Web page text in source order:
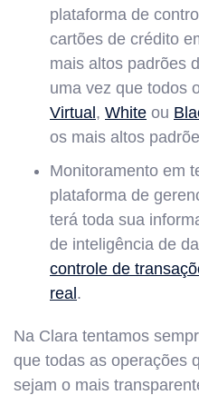
plataforma de
cartões de crédito
mais altos padrões
uma vez que todos
Virtual, White ou
os mais altos
Monitoramento em
plataforma de
terá toda sua
de inteligência de
controle de
real.
Na Clara tentamos
que todas as operações
sejam o mais